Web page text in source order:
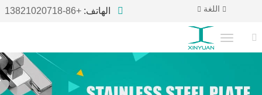
الهاتف: +86-13821020718 اللغة